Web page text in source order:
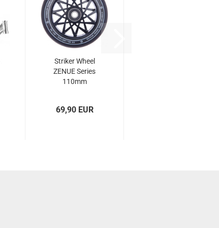
Striker Wheel
ZENUE Series
110mm
69,90 EUR